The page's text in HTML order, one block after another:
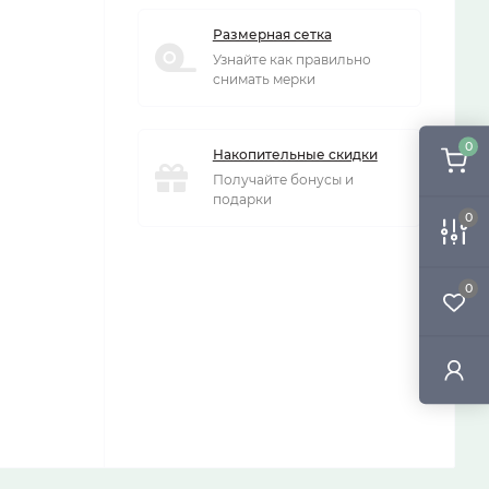
0
0
0
Размерная сетка
Узнайте как правильно
снимать мерки
Накопительные скидки
Получайте бонусы и
подарки